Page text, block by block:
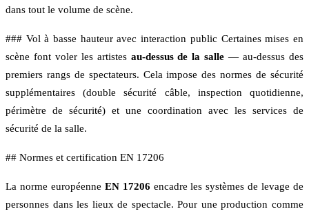
dans tout le volume de scène.
### Vol à basse hauteur avec interaction public Certaines mises en
scène font voler les artistes au-dessus de la salle — au-dessus des
premiers rangs de spectateurs. Cela impose des normes de sécurité
supplémentaires (double sécurité câble, inspection quotidienne,
périmètre de sécurité) et une coordination avec les services de
sécurité de la salle.
## Normes et certification EN 17206
La norme européenne EN 17206 encadre les systèmes de levage de
personnes dans les lieux de spectacle. Pour une production comme